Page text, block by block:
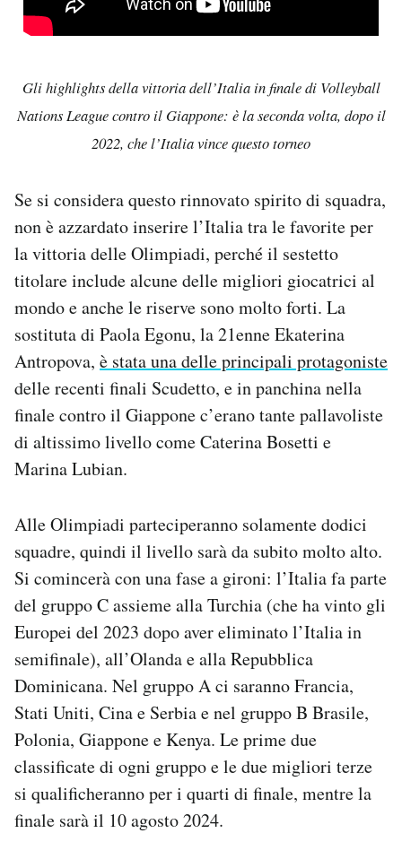
Gli highlights della vittoria dell’Italia in finale di Volleyball
Nations League contro il Giappone: è la seconda volta, dopo il
2022, che l’Italia vince questo torneo
Se si considera questo rinnovato spirito di squadra,
non è azzardato inserire l’Italia tra le favorite per
la vittoria delle Olimpiadi, perché il sestetto
titolare include alcune delle migliori giocatrici al
mondo e anche le riserve sono molto forti. La
sostituta di Paola Egonu, la 21enne Ekaterina
Antropova, è stata una delle principali protagoniste
delle recenti finali Scudetto, e in panchina nella
finale contro il Giappone c’erano tante pallavoliste
di altissimo livello come Caterina Bosetti e
Marina Lubian.
Alle Olimpiadi parteciperanno solamente dodici
squadre, quindi il livello sarà da subito molto alto.
Si comincerà con una fase a gironi: l’Italia fa parte
del gruppo C assieme alla Turchia (che ha vinto gli
Europei del 2023 dopo aver eliminato l’Italia in
semifinale), all’Olanda e alla Repubblica
Dominicana. Nel gruppo A ci saranno Francia,
Stati Uniti, Cina e Serbia e nel gruppo B Brasile,
Polonia, Giappone e Kenya. Le prime due
classificate di ogni gruppo e le due migliori terze
si qualificheranno per i quarti di finale, mentre la
finale sarà il 10 agosto 2024.